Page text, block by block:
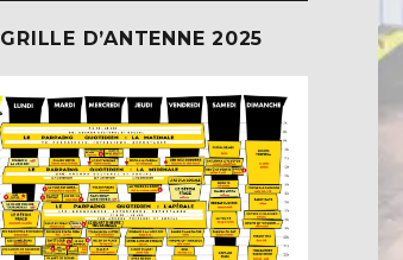
GRILLE D’ANTENNE 2025